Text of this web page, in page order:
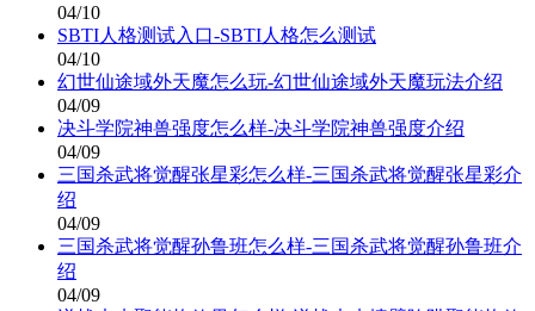
04/10
SBTI人格测试入口-SBTI人格怎么测试
04/10
幻世仙途域外天魔怎么玩-幻世仙途域外天魔玩法介绍
04/09
决斗学院神兽强度怎么样-决斗学院神兽强度介绍
04/09
三国杀武将觉醒张星彩怎么样-三国杀武将觉醒张星彩介
绍
04/09
三国杀武将觉醒孙鲁班怎么样-三国杀武将觉醒孙鲁班介
绍
04/09